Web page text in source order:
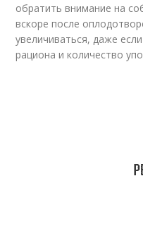
обратить внимание на
вскоре после
увеличиваться, даже
рациона и количество